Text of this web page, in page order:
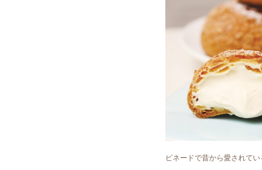
ピネードで昔から愛されて